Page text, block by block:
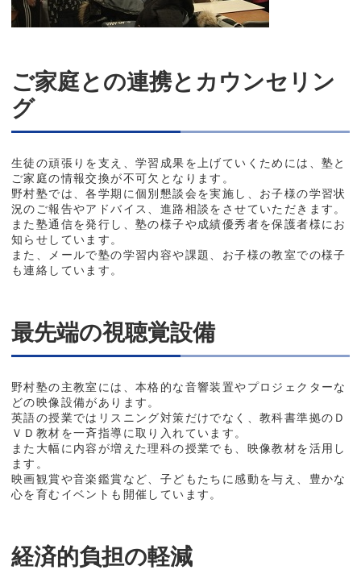
ご家庭との連携とカウンセリン
グ
生徒の頑張りを支え、学習成果を上げていくためには、塾と
ご家庭の情報交換が不可欠となります。
野村塾では、各学期に個別懇談会を実施し、お子様の学習状
況のご報告やアドバイス、進路相談をさせていただきます。
また塾通信を発行し、塾の様子や成績優秀者を保護者様にお
知らせしています。
また、メールで塾の学習内容や課題、お子様の教室での様子
も連絡しています。
最先端の視聴覚設備
野村塾の主教室には、本格的な音響装置やプロジェクターな
どの映像設備があります。
英語の授業ではリスニング対策だけでなく、教科書準拠のＤ
ＶＤ教材を一斉指導に取り入れています。
また大幅に内容が増えた理科の授業でも、映像教材を活用し
ます。
映画観賞や音楽鑑賞など、子どもたちに感動を与え、豊かな
心を育むイベントも開催しています。
経済的負担の軽減